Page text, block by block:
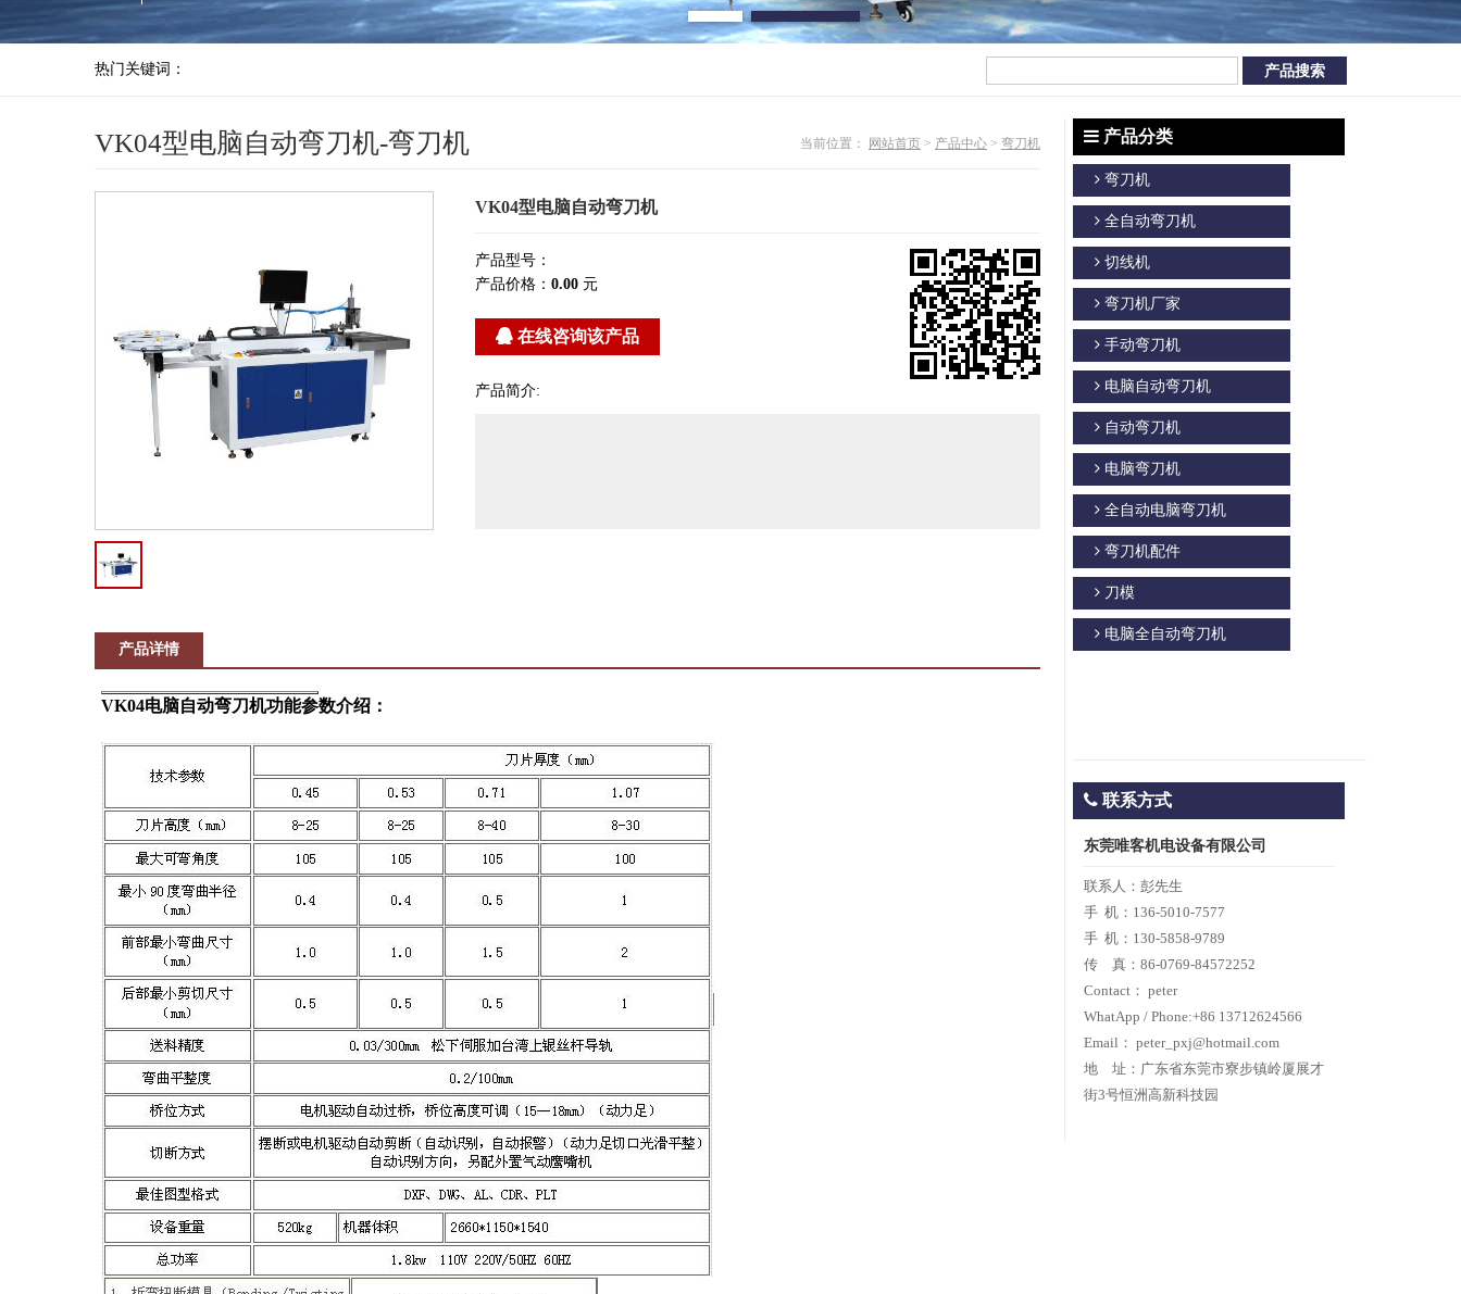
热门关键词：
VK04型电脑自动弯刀机-弯刀机 当前位置： 网站首页 > 产品中心 > 弯刀机
VK04型电脑自动弯刀机
产品型号：
产品价格： 0.00 元
在线咨询该产品
产品简介:
产品详情
VK04电脑自动弯刀机功能参数介绍：
产品分类
弯刀机
全自动弯刀机
切线机
弯刀机厂家
手动弯刀机
电脑自动弯刀机
自动弯刀机
电脑弯刀机
全自动电脑弯刀机
弯刀机配件
刀模
电脑全自动弯刀机
联系方式
东莞唯客机电设备有限公司
联系人：彭先生
手 机：136-5010-7577
手 机 ：130-5858-9789
传 真：86-0769-84572252
Contact： peter
WhatApp / Phone:+86 13712624566
Email： peter_pxj@hotmail.com
地 址：广东省东莞市寮步镇岭厦展才
街3号恒洲高新科技园